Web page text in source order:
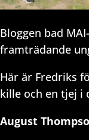
Bloggen bad
framträdande
Här är Fredriks
kille och en tjej i
August